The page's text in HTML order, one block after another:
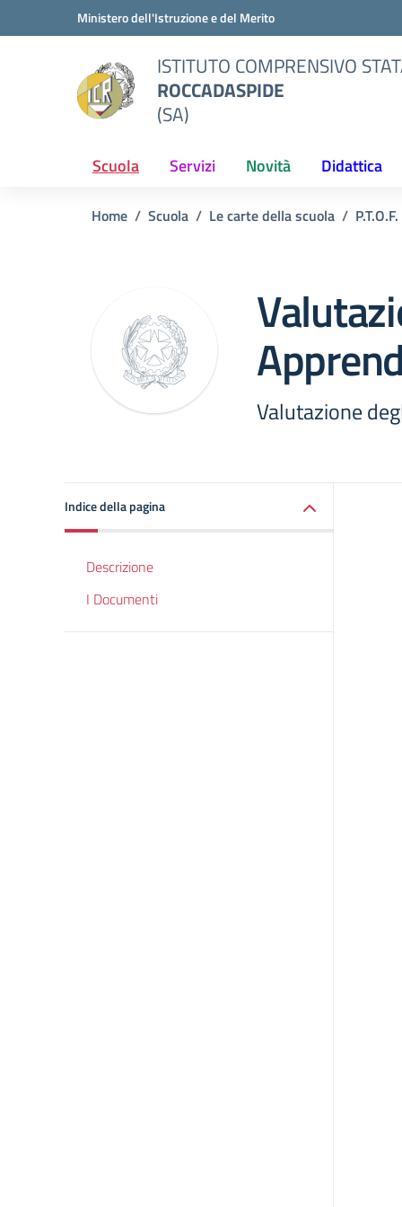
Vai ai contenuti
Vai al menu di navigazioneMinistero dell'Istruzione e del Merito
ISTITUTO COMPRENSIVO
ROCCADASPIDE
(SA)
Scuola Servizi Novità Didattica
Home Scuola Le carte della scuola P.T.O.F.
Valutazione
Indice della pagina
Descrizione
I Documenti